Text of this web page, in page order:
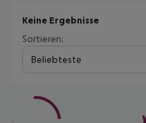
Keine Ergebnisse
Sortieren:
Beliebteste